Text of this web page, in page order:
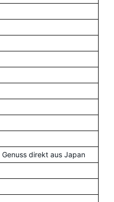
direkt aus Japan